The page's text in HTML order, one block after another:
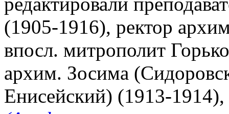
(1905-1916), ректор
впосл. митрополит
архим. Зосима
Енисейский) (1913-